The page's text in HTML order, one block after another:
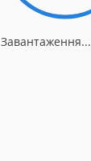
Завантаження...